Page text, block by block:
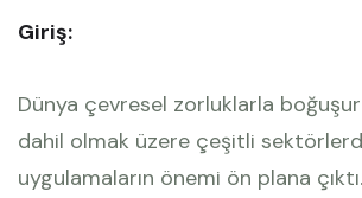
Giriş:
Dünya çevresel zorluklarla
dahil olmak üzere çeşitli
uygulamaların önemi ön plana